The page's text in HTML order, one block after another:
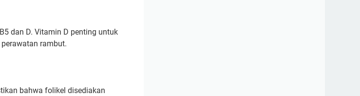
dan D. Vitamin D penting untuk
rambut.
bahwa folikel disediakan